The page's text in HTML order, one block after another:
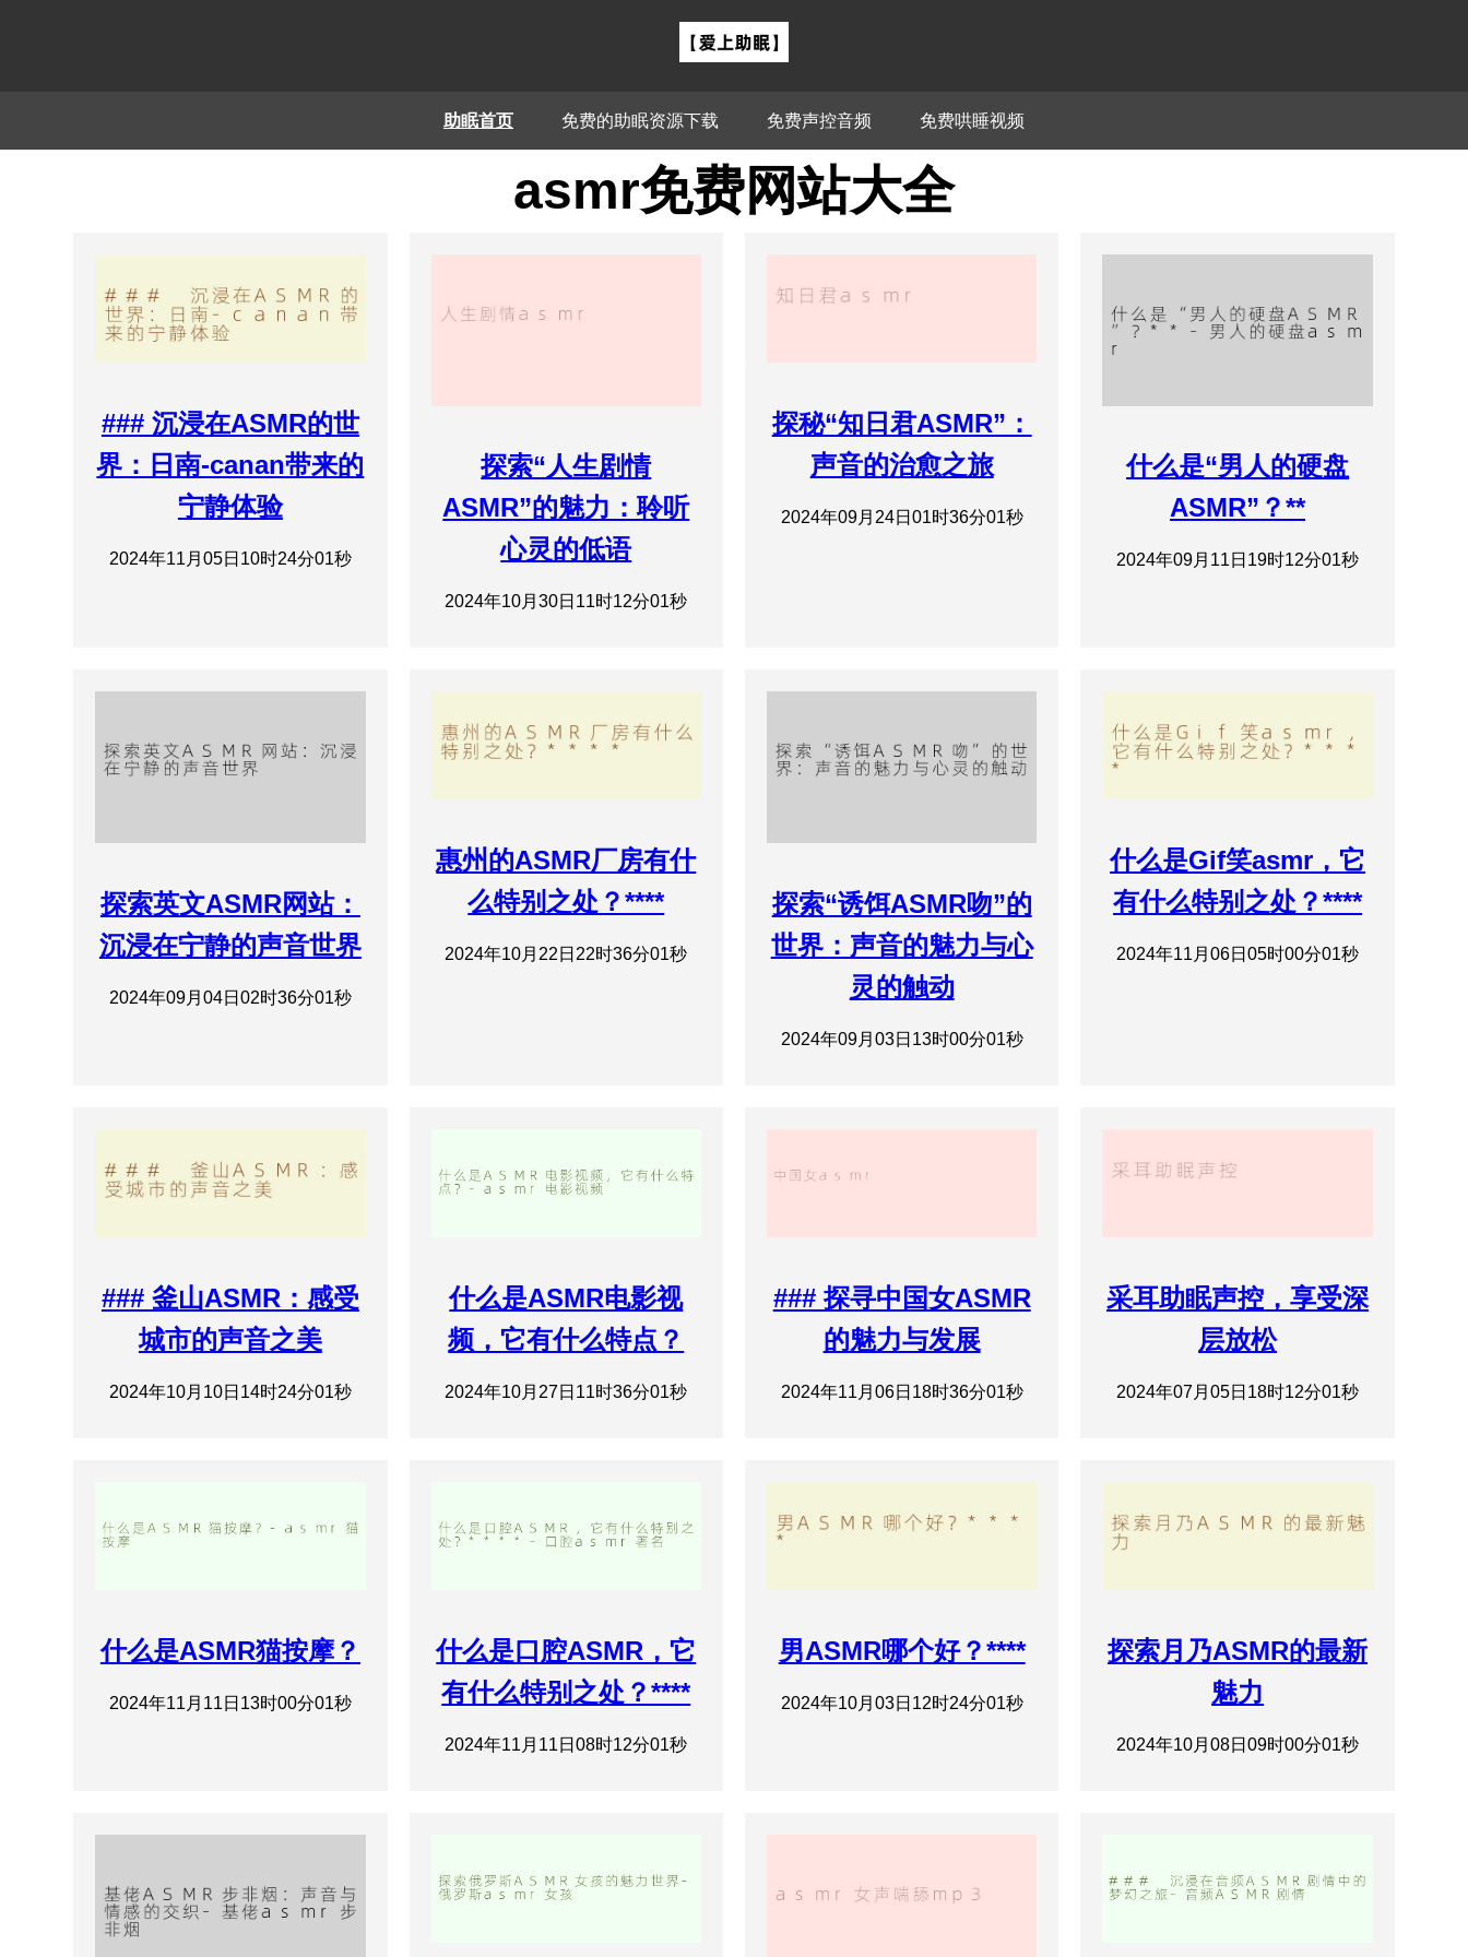
助眠首页 免费的助眠资源下载 免费声控音频 免费哄睡视频
asmr免费网站大全
### 沉浸在ASMR的世
界：日南-canan带来的
宁静体验
2024年11月05日10时24分01秒
探索“人生剧情
ASMR”的魅力：聆听
心灵的低语
2024年10月30日11时12分01秒
探秘“知日君ASMR”：
声音的治愈之旅
2024年09月24日01时36分01秒
什么是“男人的硬盘
ASMR”？**
2024年09月11日19时12分01秒
探索英文ASMR网站：
沉浸在宁静的声音世界
2024年09月04日02时36分01秒
惠州的ASMR厂房有什
么特别之处？****
2024年10月22日22时36分01秒
探索“诱饵ASMR吻”的
世界：声音的魅力与心
灵的触动
2024年09月03日13时00分01秒
什么是Gif笑asmr，它
有什么特别之处？****
2024年11月06日05时00分01秒
### 釜山ASMR：感受
城市的声音之美
2024年10月10日14时24分01秒
什么是ASMR电影视
频，它有什么特点？
2024年10月27日11时36分01秒
### 探寻中国女ASMR
的魅力与发展
2024年11月06日18时36分01秒
采耳助眠声控，享受深
层放松
2024年07月05日18时12分01秒
什么是ASMR猫按摩？
2024年11月11日13时00分01秒
什么是口腔ASMR，它
有什么特别之处？****
2024年11月11日08时12分01秒
男ASMR哪个好？****
2024年10月03日12时24分01秒
探索月乃ASMR的最新
魅力
2024年10月08日09时00分01秒